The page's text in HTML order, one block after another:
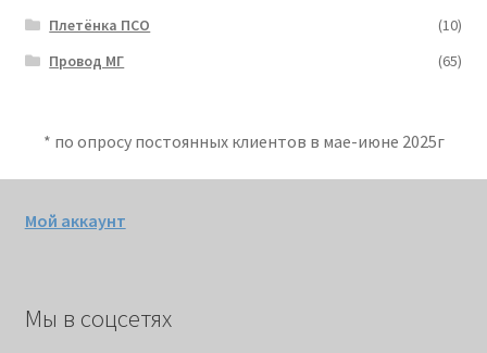
Плетёнка ПСО
(10)
Провод МГ
(65)
* по опросу постоянных клиентов в мае-июне 2025г
Мой аккаунт
Мы в соцсетях